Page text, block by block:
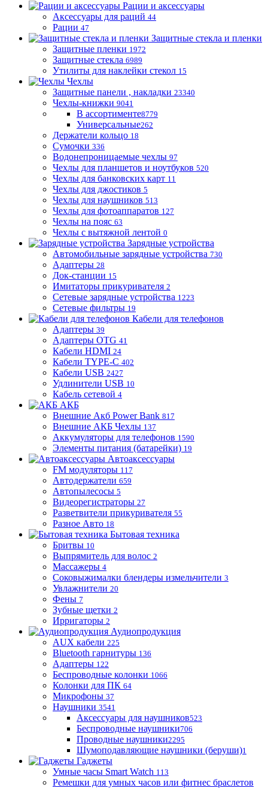
Рации и аксессуары
Аксессуары для раций 44
Рации 47
Защитные стекла и пленки
Защитные пленки 1972
Защитные стекла 6989
Утилиты для наклейки стекол 15
Чехлы
Защитные панели , накладки 23340
Чехлы-книжки 9041
В ассортименте8779
Универсальные262
Держатели кольцо 18
Сумочки 336
Водонепроницаемые чехлы 97
Чехлы для планшетов и ноутбуков 520
Чехлы для банковских карт 11
Чехлы для джостиков 5
Чехлы для наушников 513
Чехлы для фотоаппаратов 127
Чехлы на пояс 63
Чехлы с вытяжной лентой 0
Зарядные устройства
Автомобильные зарядные устройства 730
Адаптеры 28
Док-станции 15
Имитаторы прикуривателя 2
Сетевые зарядные устройства 1223
Сетевые фильтры 19
Кабели для телефонов
Адаптеры 39
Адаптеры OTG 41
Кабели HDMI 24
Кабели TYPE-C 402
Кабели USB 2427
Удлинители USB 10
Кабель сетевой 4
АКБ
Внешние Акб Power Bank 817
Внешние АКБ Чехлы 137
Аккумуляторы для телефонов 1590
Элементы питания (батарейки) 19
Автоаксессуары
FM модуляторы 117
Автодержатели 659
Автопылесосы 5
Видеорегистраторы 27
Разветвители прикуривателя 55
Разное Авто 18
Бытовая техника
Бритвы 10
Выпрямитель для волос 2
Массажеры 4
Соковыжималки блендеры измельчители 3
Увлажнители 20
Фены 7
Зубные щетки 2
Ирригаторы 2
Аудиопродукция
AUX кабели 225
Bluetooth гарнитуры 136
Адаптеры 122
Беспроводные колонки 1066
Колонки для ПК 64
Микрофоны 37
Наушники 3541
Аксессуары для наушников523
Беспроводные наушники706
Проводные наушники2295
Шумоподавляющие наушники (беруши)1
Гаджеты
Умные часы Smart Watch 113
Ремешки для умных часов или фитнес браслетов